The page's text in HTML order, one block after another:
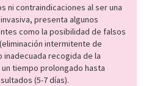
ni contraindicaciones al ser una
presenta algunos
como la posibilidad de falsos
intermitente de
inadecuada recogida de la
tiempo prolongado hasta
(5-7 días).